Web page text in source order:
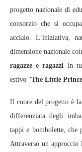
progetto nazionale di
consorzio che si
acciaio. L’iniziativa,
dimensione nazionale
ragazze e ragazzi in
estivo “The Little
Il cuore del progetto è
differenziata degli
tappi e bombolette, che
Attraverso un